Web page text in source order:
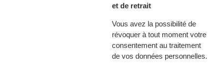
et de retrait
Vous avez la possibilité de
révoquer à tout moment votre
consentement au traitement
de vos données personnelles.